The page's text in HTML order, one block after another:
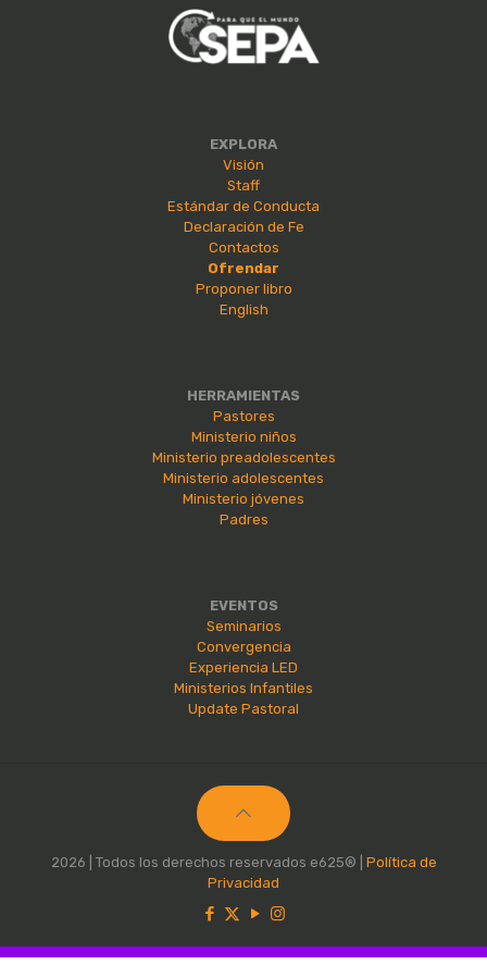
EXPLORA
Visión
Staff
Estándar de Conducta
Declaración de Fe
Contactos
Ofrendar
Proponer libro
English
HERRAMIENTAS
Pastores
Ministerio niños
Ministerio preadolescentes
Ministerio adolescentes
Ministerio jóvenes
Padres
EVENTOS
Seminarios
Convergencia
Experiencia LED
Ministerios Infantiles
Update Pastoral
2026 | Todos los derechos reservados e625® | Política de
Privacidad